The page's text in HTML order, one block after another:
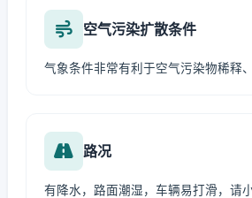
空气污染扩散条件
气象条件非常有利于空气污染物稀释
路况
有降水，路面潮湿，车辆易打滑，请